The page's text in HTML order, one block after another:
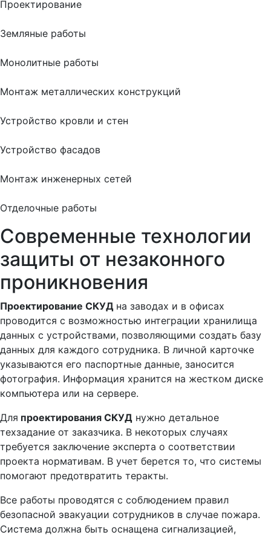
Проектирование
Земляные работы
Монолитные работы
Монтаж металлических конструкций
Устройство кровли и стен
Устройство фасадов
Монтаж инженерных сетей
Отделочные работы
Современные технологии
защиты от незаконного
проникновения
Проектирование СКУД на заводах и в офисах
проводится с возможностью интеграции хранилища
данных с устройствами, позволяющими создать базу
данных для каждого сотрудника. В личной карточке
указываются его паспортные данные, заносится
фотография. Информация хранится на жестком диске
компьютера или на сервере.
Для проектирования СКУД нужно детальное
техзадание от заказчика. В некоторых случаях
требуется заключение эксперта о соответствии
проекта нормативам. В учет берется то, что системы
помогают предотвратить теракты.
Все работы проводятся с соблюдением правил
безопасной эвакуации сотрудников в случае пожара.
Система должна быть оснащена сигнализацией,